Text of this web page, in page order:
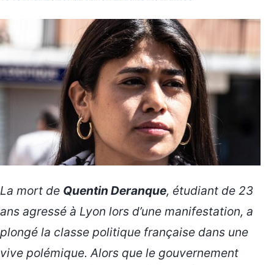
La mort de Quentin Deranque, étudiant de 23
ans agressé à Lyon lors d’une manifestation, a
plongé la classe politique française dans une
vive polémique. Alors que le gouvernement